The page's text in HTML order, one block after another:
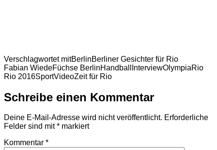
Verschlagwortet mitBerlinBerliner Gesichter für Rio
Fabian WiedeFüchse BerlinHandball InterviewOlympiaRio
Rio 2016SportVideoZeit für Rio
Schreibe einen Kommentar
Deine E-Mail-Adresse wird nicht veröffentlicht. Erforderliche
Felder sind mit* markiert
Kommentar *